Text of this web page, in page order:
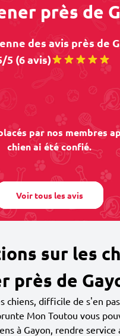
près de
des avis près de
5 (6 avis)
par nos membres
chien ai été confié.
Voir tous les avis
sur les
près de
chiens, difficile de s'en
Mon Toutou vous
à Gayon, rendre service